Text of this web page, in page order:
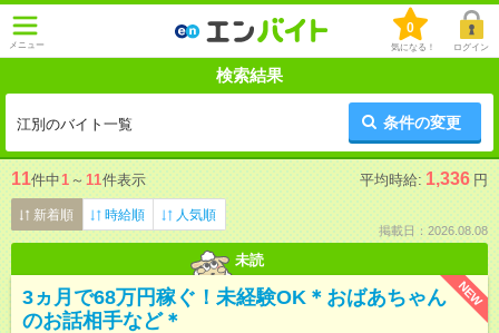
メニュー
0
気になる！ ログイン
検索結果
江別のバイト一覧 条件の変更
11件中1 ～ 11件表示 平均時給: 1,336 円
新着順 時給順 人気順
掲載日：2026.08.08
未読
NEW
3ヵ月で68万円稼ぐ！未経験OK＊おばあちゃん
のお話相手など＊